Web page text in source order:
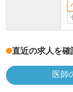
直近の求人を確
医師